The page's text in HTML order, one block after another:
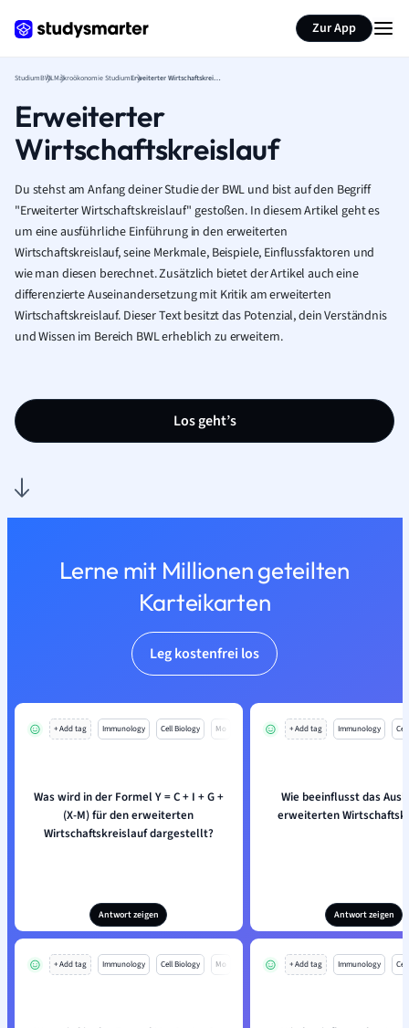
Zur App
StudiumBWLMakroökonomie Studium Erweiterter Wirtschaftskreislauf
Erweiterter
Wirtschaftskreislauf
Du stehst am Anfang deiner Studie der BWL und bist auf den Begriff
"Erweiterter Wirtschaftskreislauf" gestoßen. In diesem Artikel geht es
um eine ausführliche Einführung in den erweiterten
Wirtschaftskreislauf, seine Merkmale, Beispiele, Einflussfaktoren und
wie man diesen berechnet. Zusätzlich bietet der Artikel auch eine
differenzierte Auseinandersetzung mit Kritik am erweiterten
Wirtschaftskreislauf. Dieser Text besitzt das Potenzial, dein Verständnis
und Wissen im Bereich BWL erheblich zu erweitern.
Los geht’s
Lerne mit Millionen geteilten
Karteikarten
Leg kostenfrei los
+ Add tag Immunology Cell Biology Mo
Was wird in der Formel Y = C + I + G +
(X-M) für den erweiterten
Wirtschaftskreislauf dargestellt?
Antwort zeigen
+ Add tag Immunology
Wie beeinflusst das
erweiterten
Antwort zeigen
+ Add tag Immunology Cell Biology Mo + Add tag Immunology